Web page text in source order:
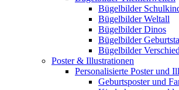
Bügelbilder
Bügelbilder Weltall
Bügelbilder Dinos
Bügelbilder
Bügelbilder
Poster & Illustrationen
Personalisierte Poster und
Geburtsposter und